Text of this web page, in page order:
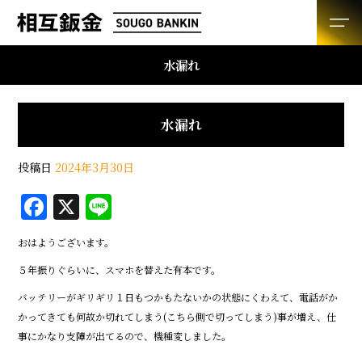
水漏れ
水漏れ
投稿日 2024年3月30日
F
a
c
e
b
o
X
e
おはようございます。
５年振りぐらいに、スマホを替えた有本です。
バッテリーがギリギリ１日もつかもたないかの状態にくわえて、電話がか
かってきても何故か切れてしまう(こちら側で切ってしまう)事が増え、仕
事にかなり支障が出てるので、機種変しました。